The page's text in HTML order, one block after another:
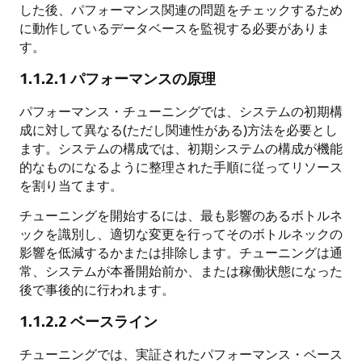
した後、パフォーマンス関連の問題をチェックするため
に動作しているデータベースを監視する必要がありま
す。
1.1.2.1パフォーマンスの原理
パフォーマンス・チューニングでは、システムの初期構
成に対して異なる(ただし関連性がある)方法を必要とし
ます。システムの構成では、初期システムの構成が機能
的なものになるように整理された手順に従ってリソース
を割り当てます。
チューニングを開始するには、最も影響のあるボトルネ
ックを識別し、適切な変更を行ってそのボトルネックの
影響を低減するかまたは排除します。チューニングは通
常、システムが本番開始前か、または稼働状態になった
後で事後的に行われます。
1.1.2.2 ベースライン
チューニングでは、実証されたパフォーマンス・ベース